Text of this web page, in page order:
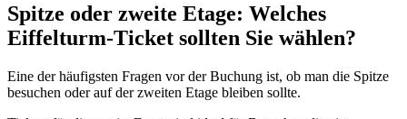
Spitze oder zweite Etage: Welches
Eiffelturm-Ticket sollten Sie wählen?
Eine der häufigsten Fragen vor der Buchung ist, ob man die Spitze
besuchen oder auf der zweiten Etage bleiben sollte.